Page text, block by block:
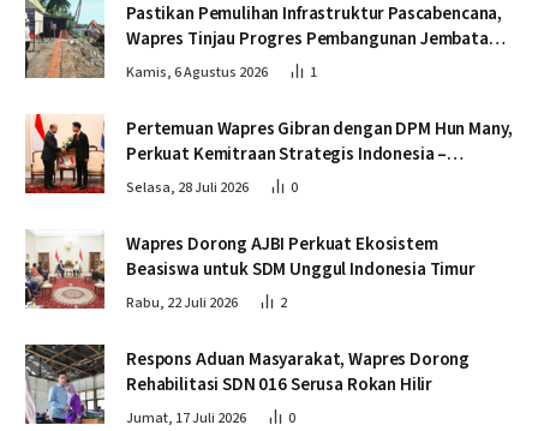
Pastikan Pemulihan Infrastruktur Pascabencana,
Wapres Tinjau Progres Pembangunan Jembatan
Krueng Tingkeum Bireuen
Kamis, 6 Agustus 2026 1
Pertemuan Wapres Gibran dengan DPM Hun Many,
Perkuat Kemitraan Strategis Indonesia –
Kamboja
Selasa, 28 Juli 2026 0
Wapres Dorong AJBI Perkuat Ekosistem
Beasiswa untuk SDM Unggul Indonesia Timur
Rabu, 22 Juli 2026 2
Respons Aduan Masyarakat, Wapres Dorong
Rehabilitasi SDN 016 Serusa Rokan Hilir
Jumat, 17 Juli 2026 0